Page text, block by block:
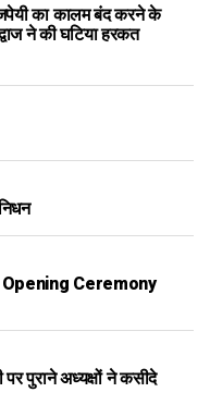
का कालम बंद करने के
ने की घटिया हरकत
Ceremony
पुराने अध्यक्षों ने कसीदे